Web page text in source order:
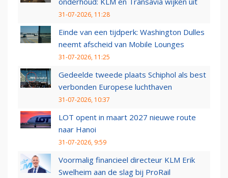
31-07-2026, 11:28
Einde van een tijdperk: Washington Dulles
neemt afscheid van Mobile Lounges
31-07-2026, 11:25
Gedeelde tweede plaats Schiphol als best
verbonden Europese luchthaven
31-07-2026, 10:37
LOT opent in maart 2027 nieuwe route
naar Hanoi
31-07-2026, 9:59
Voormalig financieel directeur KLM Erik
Swelheim aan de slag bij ProRail